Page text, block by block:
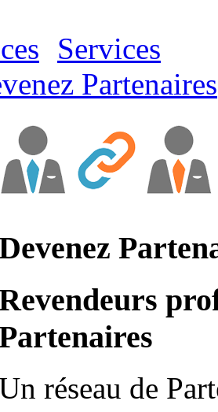
Services
Partenaires
réseau de